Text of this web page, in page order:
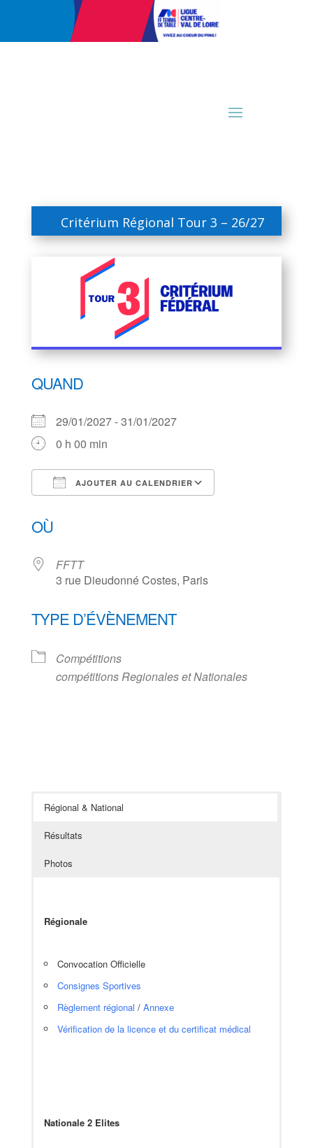
Critérium Régional Tour 3 – 26/27
QUAND
29/01/2027 - 31/01/2027
0 h 00 min
AJOUTER AU CALENDRIER
OÙ
FFTT
3 rue Dieudonné Costes, Paris
TYPE D’ÉVÈNEMENT
Compétitions
compétitions Regionales et Nationales
Régional & National
Résultats
Photos
Régionale
Convocation Officielle
Consignes Sportives
Règlement régional / Annexe
Vérification de la licence et du certificat médical
Nationale 2 Elites